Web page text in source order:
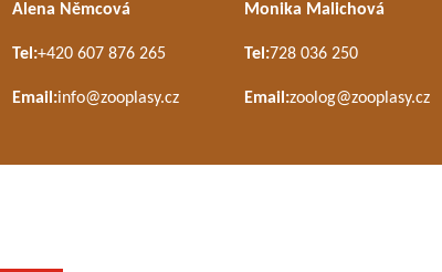
Alena Němcová
Tel:+420 607 876 265
Email:info@zooplasy.cz
Monika Malichová
Tel:728 036 250
Email:zoolog@zooplasy.cz